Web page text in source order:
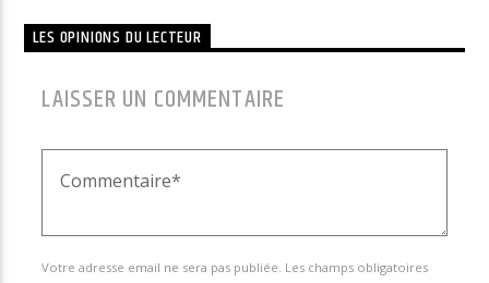
LES OPINIONS DU LECTEUR
LAISSER UN COMMENTAIRE
Votre adresse email ne sera pas publiée. Les champs obligatoires